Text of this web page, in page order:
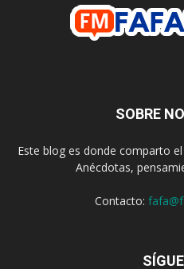
SOBRE
Este blog es donde comparto
Anécdotas,
Contacto: